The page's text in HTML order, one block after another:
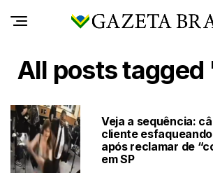
All posts
Veja a sequência:
cliente
após reclamar de
em SP